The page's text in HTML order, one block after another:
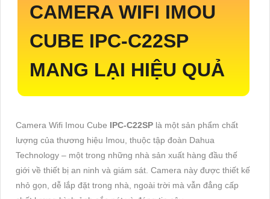
CAMERA WIFI IMOU
CUBE IPC-C22SP
MANG LẠI HIỆU QUẢ
Camera Wifi Imou Cube IPC-C22SP là một sản phẩm chất
lượng của thương hiệu Imou, thuộc tập đoàn Dahua
Technology – một trong những nhà sản xuất hàng đầu thế
giới về thiết bị an ninh và giám sát. Camera này được thiết kế
nhỏ gọn, dễ lắp đặt trong nhà, ngoài trời mà vẫn đẳng cấp